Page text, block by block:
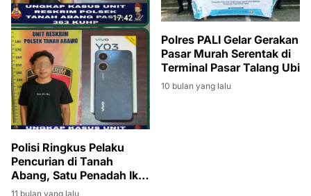
Polisi Ringkus Pelaku
Pencurian di Tanah
Abang, Satu Penadah Ikut
Diamankan
11 bulan yang lalu
Polres PALI Gelar Gerakan
Pasar Murah Serentak di
Terminal Pasar Talang Ubi
10 bulan yang lalu